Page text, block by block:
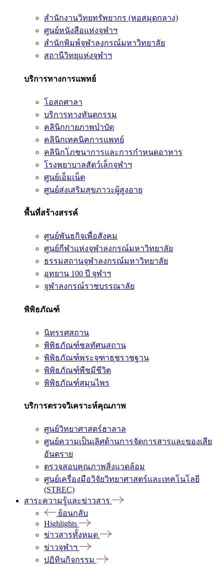
สำนักงานวิทยทรัพยากร (หอสมุดกลาง)
ศูนย์หนังสือแห่งจุฬาฯ
สำนักพิมพ์จุฬาลงกรณ์มหาวิทยาลัย
สถานีวิทยุแห่งจุฬาฯ
บริการทางการแพทย์
โอสถศาลา
บริการทางทันตกรรม
คลินิกกายภาพบำบัด
คลินิกเทคนิคการแพทย์
คลินิกโภชนาการและการกำหนดอาหาร
โรงพยาบาลสัตว์เล็กจุฬาฯ
ศูนย์เอ็มเน็ต
ศูนย์ส่งเสริมสุขภาวะผู้สูงอายุ
พื้นที่สร้างสรรค์
ศูนย์พันธกิจเพื่อสังคม
ศูนย์กีฬาแห่งจุฬาลงกรณ์มหาวิทยาลัย
ธรรมสถานจุฬาลงกรณ์มหาวิทยาลัย
อุทยาน 100 ปี จุฬาฯ
จุฬาลงกรณ์ราชบรรณาลัย
พิพิธภัณฑ์
นิทรรศสถาน
พิพิธภัณฑ์ชลทัศนสถาน
พิพิธภัณฑ์พระจุฑาธุชราชฐาน
พิพิธภัณฑ์พืชมีชีวิต
พิพิธภัณฑ์สมุนไพร
บริการตรวจวิเคราะห์คุณภาพ
ศูนย์วิทยาศาสตร์ฮาลาล
ศูนย์ความเป็นเลิศด้านการจัดการสารและของเสีย
อันตราย
ตรวจสอบคุณภาพสิ่งแวดล้อม
ศูนย์เครื่องมือวิจัยวิทยาศาสตร์และเทคโนโลยี
(STREC)
สาระความรู้และข่าวสาร
ย้อนกลับ
Highlights
ข่าวสารทั้งหมด
ข่าวจุฬาฯ
ปฏิทินกิจกรรม